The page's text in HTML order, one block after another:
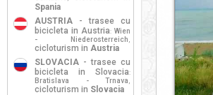
Spania
AUSTRIA - trasee cu
bicicleta in Austria: Wien
- Niederosterreich ,
cicloturism in Austria
SLOVACIA - trasee cu
bicicleta in Slovacia:
Bratislava - Trnava ,
cicloturism in Slovacia